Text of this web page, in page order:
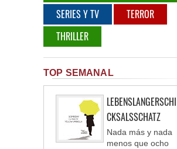
SERIES Y TV
TERROR
THRILLER
TOP SEMANAL
LEBENSLANGERSCHI
CKSALSSCHATZ
Nada más y nada
menos que ocho